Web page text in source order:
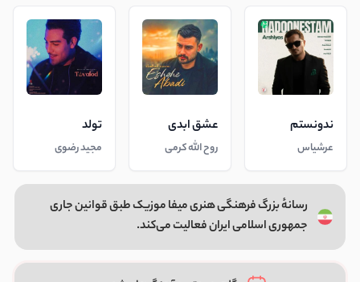
ندونستم
عرشیاس
عشق ابدی
روح الله کرمی
تولد
مجید رضوی
رسانهٔ بزرگ فرهنگی هنری میفا موزیک طبق قوانین جاری
جمهوری اسلامی ایران فعالیت می‌کند.